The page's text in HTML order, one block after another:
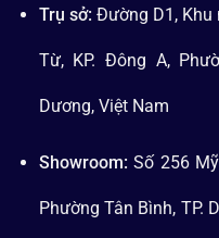
Trụ sở: Đường D1, Khu
Từ, KP. Đông A,
Dương, Việt Nam
Showroom: Số 256
Phường Tân Bình, TP.